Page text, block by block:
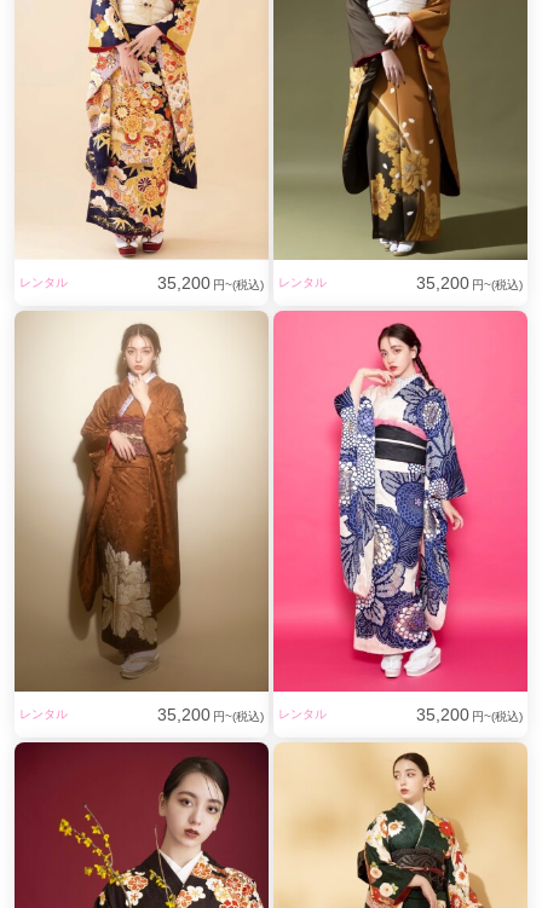
レンタル 35,200 円~(税込) レンタル 35,200 円~(税込)
レンタル 35,200 円~(税込) レンタル 35,200 円~(税込)